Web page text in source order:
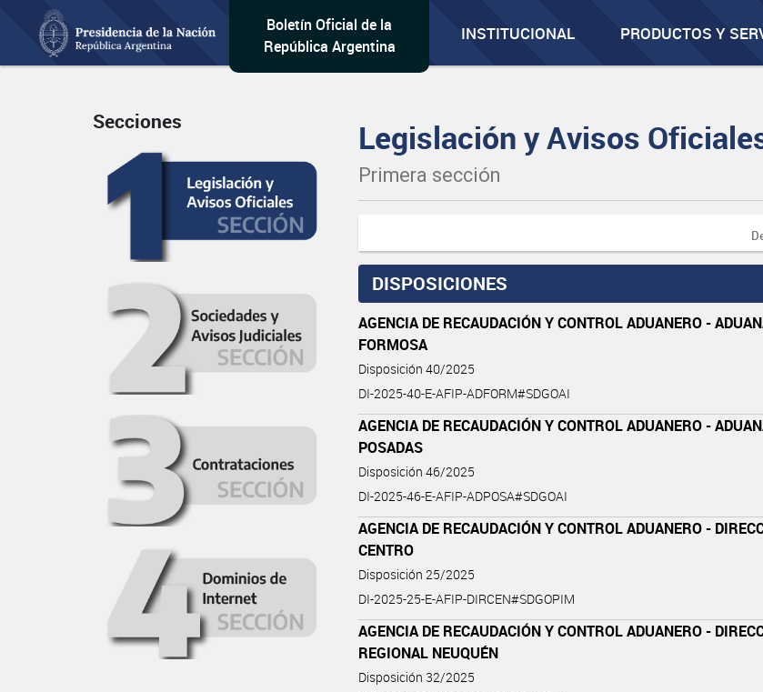
Boletín Oficial de la
República Argentina
INSTITUCIONAL PRODUCTOS Y
Secciones Legislación y Avisos
Primera sección
DISPOSICIONES
AGENCIA DE RECAUDACIÓN Y CONTROL ADUANERO -
FORMOSA
Disposición 40/2025
DI-2025-40-E-AFIP-ADFORM#SDGOAI
AGENCIA DE RECAUDACIÓN Y CONTROL ADUANERO -
POSADAS
Disposición 46/2025
DI-2025-46-E-AFIP-ADPOSA#SDGOAI
AGENCIA DE RECAUDACIÓN Y CONTROL ADUANERO -
CENTRO
Disposición 25/2025
DI-2025-25-E-AFIP-DIRCEN#SDGOPIM
AGENCIA DE RECAUDACIÓN Y CONTROL ADUANERO -
REGIONAL NEUQUÉN
Disposición 32/2025